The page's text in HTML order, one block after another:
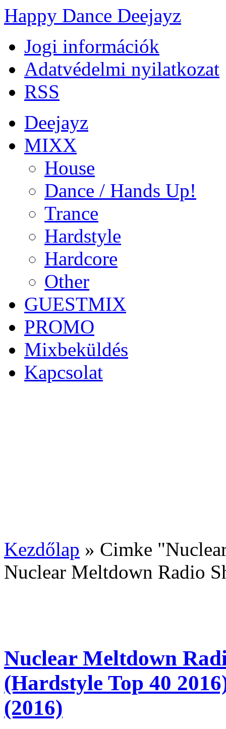
Happy Dance Deejayz
Jogi információk
Adatvédelmi nyilatkozat
RSS
Deejayz
MIXX
House
Dance / Hands Up!
Trance
Hardstyle
Hardcore
Other
GUESTMIX
PROMO
Mixbeküldés
Kapcsolat
Kezdőlap » Cimke
Nuclear Meltdown Radio
Nuclear Meltdown
(Hardstyle Top 40
(2016)